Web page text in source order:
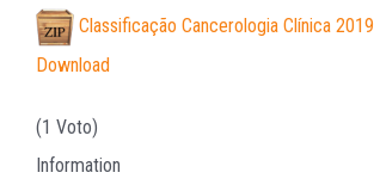
Classificação Cancerologia Clínica 2019
Download
(1 Voto)
Information